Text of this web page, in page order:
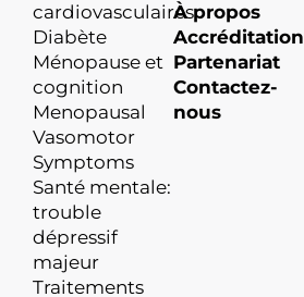
cardiovasculaires
Diabète
Ménopause et
cognition
Menopausal
Vasomotor
Symptoms
Santé mentale:
trouble
dépressif
majeur
Traitements
À propos
Accréditation
Partenariat
Contactez-
nous